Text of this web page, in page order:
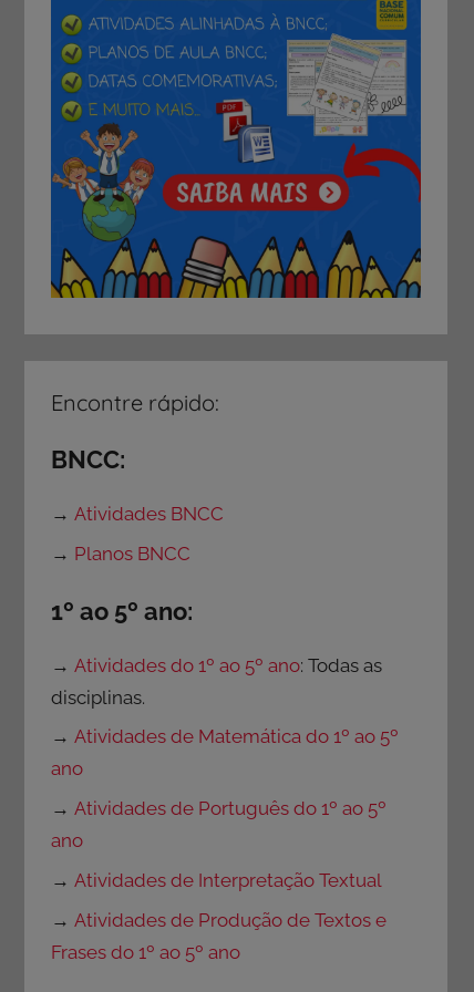
Encontre rápido:
BNCC:
→Atividades BNCC
→ Planos BNCC
1º ao 5º ano:
→Atividades do 1º ao 5º ano: Todas as
disciplinas.
→Atividades de Matemática do 1º ao 5º
ano
→Atividades de Português do 1º ao 5º
ano
→Atividades de Interpretação Textual
→Atividades de Produção de Textos e
Frases do 1º ao 5º ano